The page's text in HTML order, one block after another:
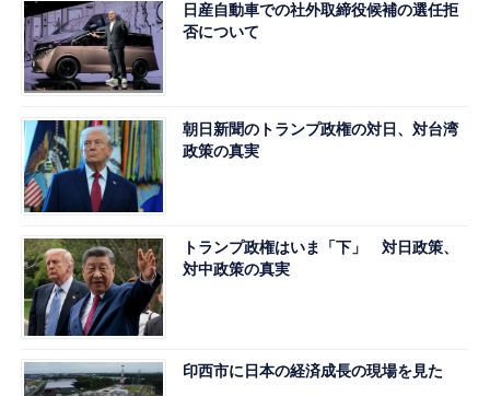
日産自動車での社外取締役候補の選任拒
否について
朝日新聞のトランプ政権の対日、対台湾
政策の真実
トランプ政権はいま「下」 対日政策、
対中政策の真実
印西市に日本の経済成長の現場を見た